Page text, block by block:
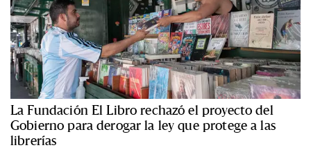
La Fundación El Libro rechazó el proyecto del
Gobierno para derogar la ley que protege a las
librerías